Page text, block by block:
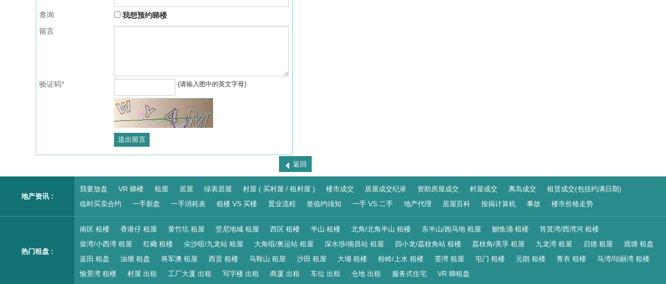
查询
我想预约睇楼
留言
验证码* (请输入图中的英文字母)
返回
地产资讯 :
我要放盘 VR 睇楼 租屋 居屋 绿表居屋 村屋 ( 买村屋 / 租村屋 ) 楼市成交 居屋成交纪录 资助房屋成交 村屋成交 离岛成交
租赁成交(包括约满日期)
临时买卖合约
一手新盘 一手消耗表 租楼 VS 买楼 置业流程 签临约须知 一手 VS 二手 地产代理 居屋百科 按揭计算机 事故 楼市价格走势
热门租盘 :
南区 租楼 香港仔 租屋 黄竹坑 租屋 坚尼地城 租屋 西区 租楼 半山 租楼 北角/北角半山 租楼 东半山/跑马地 租屋 鰂鱼涌 租楼
筲箕湾/西湾河 租楼
柴湾/小西湾 租屋
红磡 租楼 尖沙咀/九龙站 租屋 大角咀/奥运站 租屋 深水埗/南昌站 租屋 四小龙/荔枝角站 租楼 荔枝角/美孚 租屋 九龙湾 租屋 启德 租屋
观塘 租盘
蓝田 租盘
油塘 租盘 将军澳 租屋 西贡 租楼 马鞍山 租屋 沙田 租屋 大埔 租楼 粉岭/上水 租楼 荃湾 租屋 屯门 租楼 元朗 租楼 青衣 租楼
马湾/珀丽湾 租楼
愉景湾 租楼
村屋 出租 工厂大厦 出租 写字楼 出租 商厦 出租 车位 出租 仓地 出租 服务式住宅 VR 睇租盘